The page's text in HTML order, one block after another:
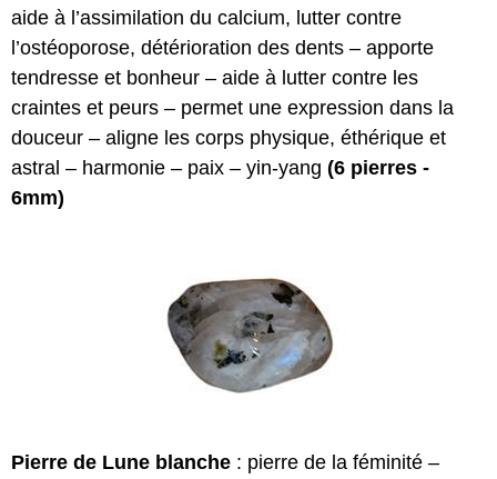
aide à l’assimilation du calcium, lutter contre
l’ostéoporose, détérioration des dents – apporte
tendresse et bonheur – aide à lutter contre les
craintes et peurs – permet une expression dans la
douceur – aligne les corps physique, éthérique et
astral – harmonie – paix – yin-yang (6 pierres -
6mm)
Pierre de Lune blanche : pierre de la féminité –